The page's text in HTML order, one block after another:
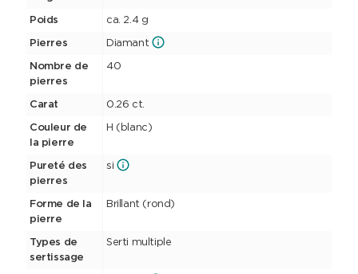
Poids ca. 2.4 g
Pierres Diamant
Nombre de
pierres
40
Carat 0.26 ct.
Couleur de
la pierre
H (blanc)
Pureté des
pierres
si
Forme de la
pierre
Brillant (rond)
Types de
sertissage
Serti multiple